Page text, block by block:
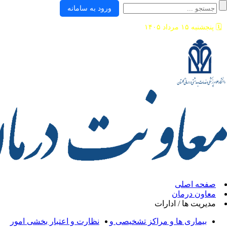
/ ادارات
ها و مراکز تشخیصی و
نظارت و اعتبار بخشی امور